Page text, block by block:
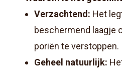
Verzachtend: Het
beschermend laagje
poriën te verstoppen.
Geheel natuurlijk: